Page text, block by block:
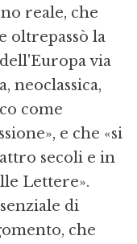
reale, che
oltrepassò la
via
neoclassica,
come
e che «si
secoli e in
Lettere».
di
che